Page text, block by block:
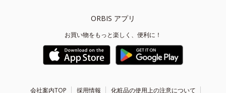
ORBIS アプリ
お買い物をもっと楽しく、便利に！
会社案内TOP 採用情報 化粧品の使用上の注意について